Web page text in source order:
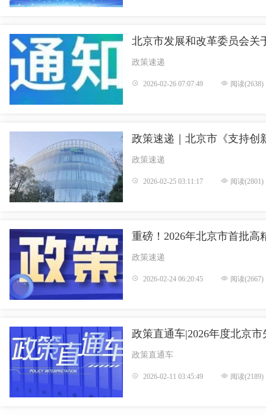
北京市发展和改革委员会关
政策速递
2026-02-26 07:07:49 阅读(2638)
政策速递｜北京市《支持创
政策速递
2026-02-25 03:11:17 阅读(2801)
重磅！2026年北京市首批
政策速递
2026-02-24 06:20:45 阅读(2667)
政策直通车|2026年度北京
政策直通车
2026-02-11 03:45:49 阅读(2189)